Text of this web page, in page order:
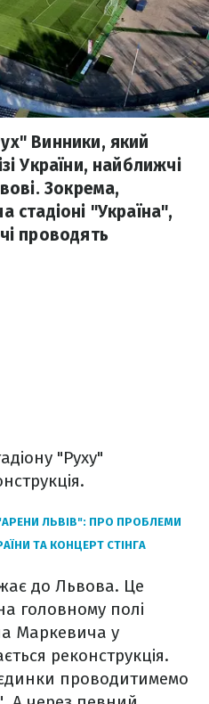
Винники, який
України, найближчі
Зокрема,
стадіоні "Україна",
проводять
"Руху"
ЛЬВІВ": ПРО ПРОБЛЕМИ
ТА КОНЦЕРТ СТІНГА
до Львова. Це
головному полі
Маркевича у
реконструкція.
проводитимемо